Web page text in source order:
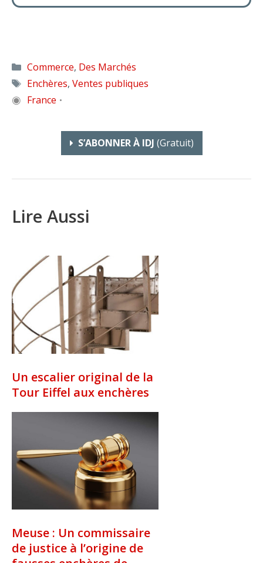
Catégories
Commerce, Des Marchés
Étiquettes
Enchères, Ventes publiques
◉ France •
S’ABONNER À IDJ (gratuit)
Lire Aussi
Un escalier original de la
Tour Eiffel aux enchères
Meuse : Un commissaire
de justice à l’origine de